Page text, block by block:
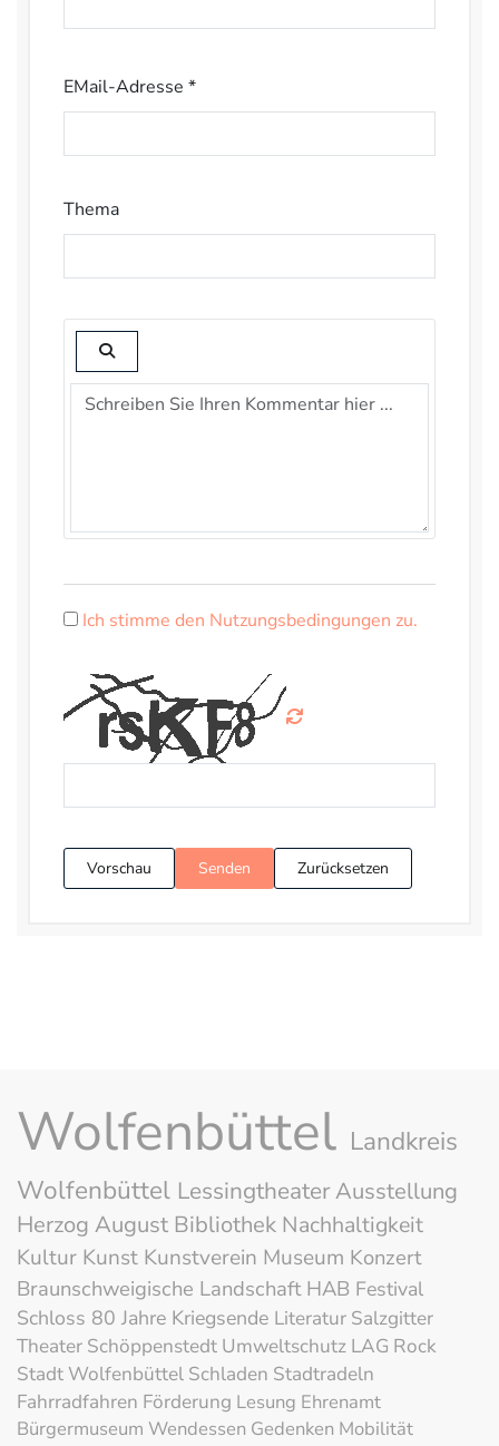
EMail-Adresse *
Thema
Ich stimme den Nutzungsbedingungen zu.
Vorschau Senden Zurücksetzen
Wolfenbüttel Landkreis
Wolfenbüttel LessingtheaterAusstellung
Herzog August Bibliothek Nachhaltigkeit
Kultur Kunst Kunstverein Museum Konzert
Braunschweigische Landschaft HAB Festival
Schloss 80 Jahre Kriegsende Literatur Salzgitter
Theater Schöppenstedt Umweltschutz LAG Rock
Stadt Wolfenbüttel Schladen Stadtradeln
Fahrradfahren Förderung Lesung Ehrenamt
Bürgermuseum Wendessen Gedenken Mobilität